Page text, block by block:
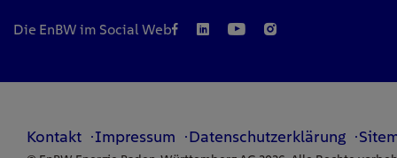
Die EnBW im Social Web
Kontakt Impressum Datenschutzerklärung